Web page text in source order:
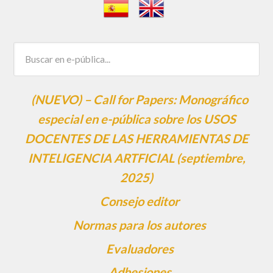
(NUEVO) – Call for Papers: Monográfico
especial en e-pública sobre los USOS
DOCENTES DE LAS HERRAMIENTAS DE
INTELIGENCIA ARTFICIAL (septiembre,
2025)
Consejo editor
Normas para los autores
Evaluadores